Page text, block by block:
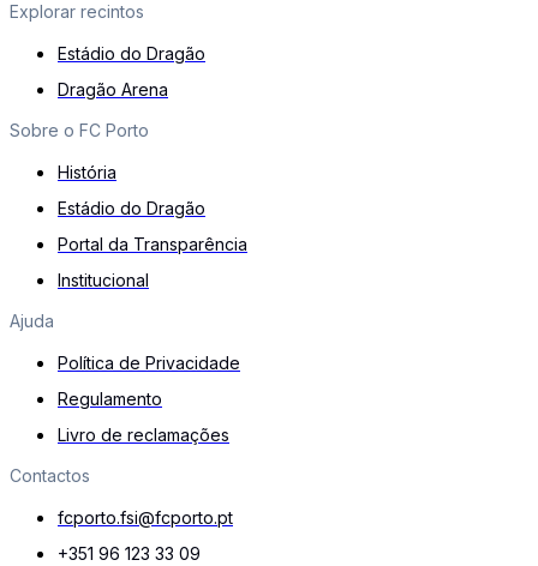
Explorar recintos
Estádio do Dragão
Dragão Arena
Sobre o FC Porto
História
Estádio do Dragão
Portal da Transparência
Institucional
Ajuda
Política de Privacidade
Regulamento
Livro de reclamações
Contactos
fcporto.fsi@fcporto.pt
+351 96 123 33 09